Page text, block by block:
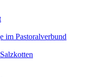
im Pastoralverbund